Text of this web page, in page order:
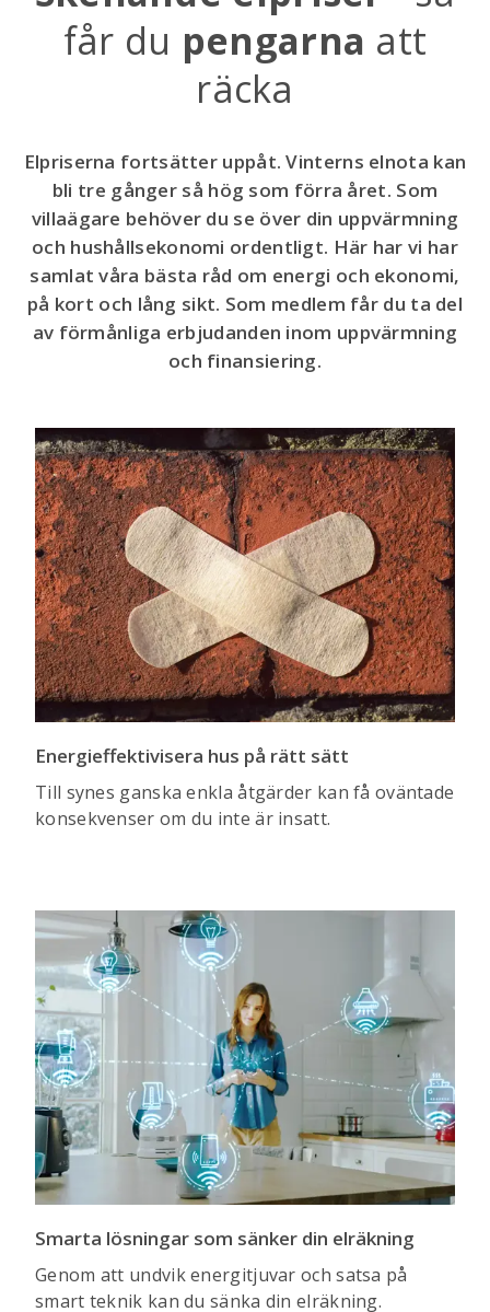
får du pengarna att
räcka
Elpriserna fortsätter uppåt. Vinterns elnota kan
bli tre gånger så hög som förra året. Som
villaägare behöver du se över din uppvärmning
och hushållsekonomi ordentligt. Här har vi har
samlat våra bästa råd om energi och ekonomi,
på kort och lång sikt. Som medlem får du ta del
av förmånliga erbjudanden inom uppvärmning
och finansiering.
Energieffektivisera hus på rätt sätt
Till synes ganska enkla åtgärder kan få oväntade
konsekvenser om du inte är insatt.
Smarta lösningar som sänker din elräkning
Genom att undvik energitjuvar och satsa på
smart teknik kan du sänka din elräkning.